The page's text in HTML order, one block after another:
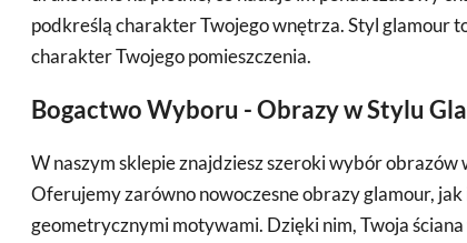
podkreślą charakter Twojego wnętrza. Styl glamour
charakter Twojego pomieszczenia.
Bogactwo Wyboru - Obrazy w Stylu
W naszym sklepie znajdziesz szeroki wybór
Oferujemy zarówno nowoczesne obrazy glamour,
geometrycznymi motywami. Dzięki nim, Twoja